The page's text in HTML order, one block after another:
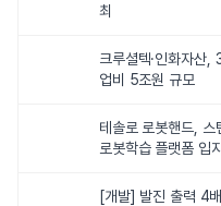
최
크루셜텍·인화자산
업비 5조원 규모
테솔로 로봇핸드,
로봇학습 플랫폼 입
[개발] 발진 출력 4